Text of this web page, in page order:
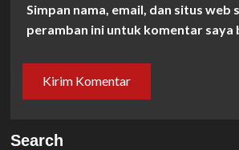
Simpan nama, email, dan situs web
peramban ini untuk komentar saya
Search